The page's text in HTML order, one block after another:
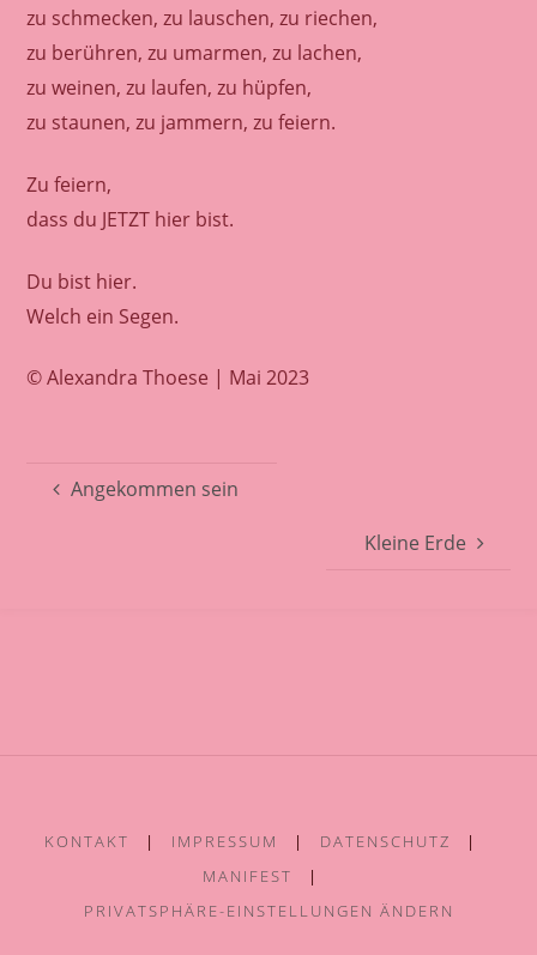
zu schmecken, zu lauschen, zu riechen,
zu berühren, zu umarmen, zu lachen,
zu weinen, zu laufen, zu hüpfen,
zu staunen, zu jammern, zu feiern.
Zu feiern,
dass du JETZT hier bist.
Du bist hier.
Welch ein Segen.
© Alexandra Thoese | Mai 2023
Angekommen sein
Kleine Erde
KONTAKT | IMPRESSUM | DATENSCHUTZ
|
MANIFEST
|
PRIVATSPHÄRE-EINSTELLUNGEN ÄNDERN